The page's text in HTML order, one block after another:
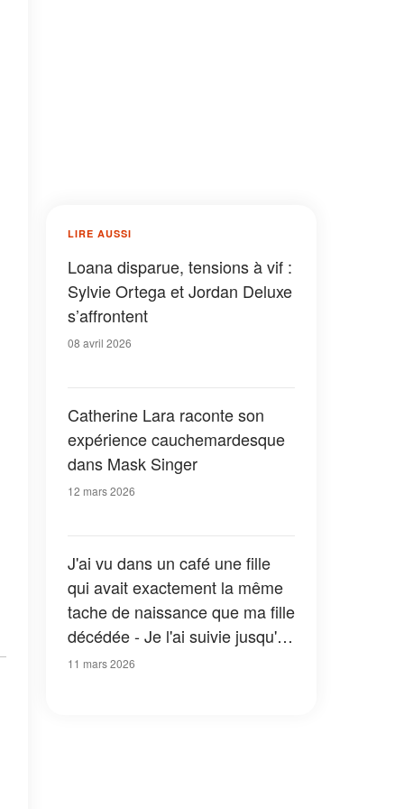
LIRE AUSSI
Loana disparue, tensions à vif :
Sylvie Ortega et Jordan Deluxe
s’affrontent
08 avril 2026
Catherine Lara raconte son
expérience cauchemardesque
dans Mask Singer
12 mars 2026
J'ai vu dans un café une fille
qui avait exactement la même
tache de naissance que ma fille
décédée - Je l'ai suivie jusqu'à
chez elle et je suis restée figée
11 mars 2026